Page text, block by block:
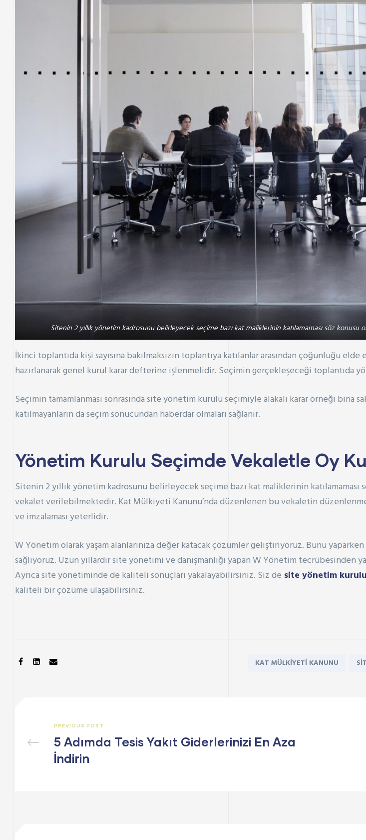
Sitenin 2 yıllık yönetim kadrosunu belirleyecek seçime bazı kat maliklerinin katılamaması söz
İkinci toplantıda kişi sayısına bakılmaksızın toplantıya katılanlar arasından çoğunluğu
hazırlanarak genel kurul karar defterine işlenmelidir. Seçimin gerçekleşeceği toplantıda
Seçimin tamamlanması sonrasında site yönetim kurulu seçimiyle alakalı karar örneği bina
katılmayanların da seçim sonucundan haberdar olmaları sağlanır.
Yönetim Kurulu Seçimde Vekaletle Oy
Sitenin 2 yıllık yönetim kadrosunu belirleyecek seçime bazı kat maliklerinin
vekalet verilebilmektedir. Kat Mülkiyeti Kanunu’nda düzenlenen bu vekaletin
ve imzalaması yeterlidir.
W Yönetim olarak yaşam alanlarınıza değer katacak çözümler geliştiriyoruz. Bunu
sağlıyoruz. Uzun yıllardır site yönetimi ve danışmanlığı yapanW Yönetim tecrübesinden
Ayrıca site yönetiminde de kaliteli sonuçları yakalayabilirsiniz. Siz de site yönetim kurulu
kaliteli bir çözüme ulaşabilirsiniz.
SHARE: Tags:
KAT MÜLKIYETI KANUNU
PREVIOUS POST
5 Adımda Tesis Yakıt Giderlerinizi En Aza
İndirin